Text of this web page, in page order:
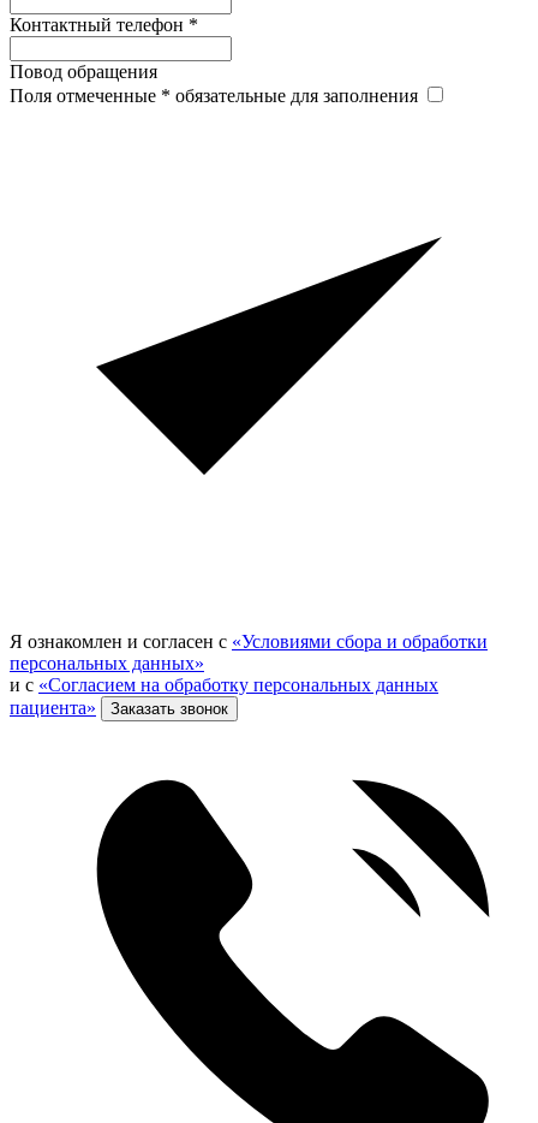
Контактный телефон *
Повод обращения
Поля отмеченные * обязательные для заполнения
Я ознакомлен и согласен с «Условиями сбора и обработки
персональных данных»
и с «Согласием на обработку персональных данных
пациента»
Заказать звонок